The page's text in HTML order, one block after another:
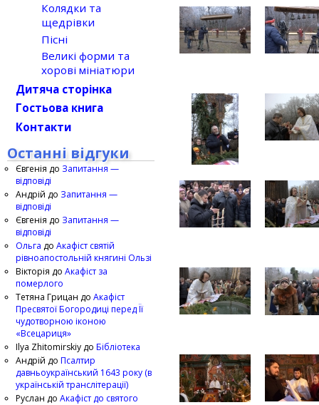
Колядки та
щедрівки
Пісні
Великі форми та
хорові мініатюри
Дитяча сторінка
Гостьова книга
Контакти
Останні відгуки
Євгенія до Запитання —
відповіді
Андрій до Запитання —
відповіді
Євгенія до Запитання —
відповіді
Ольга до Акафіст святій
рівноапостольній княгині Ользі
Вікторія до Акафіст за
померлого
Тетяна Грицан до Акафіст
Пресвятої Богородиці перед Її
чудотворною іконою
«Всецариця»
Ilya Zhitomirskiy до Бібліотека
Андрій до Псалтир
давньоукраїнський 1643 року (в
українській транслітерації)
Руслан до Акафіст до святого